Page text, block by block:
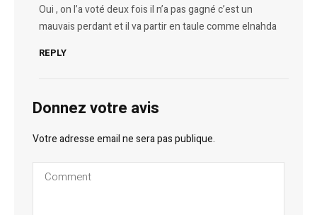
Oui , on l’a voté deux fois il n’a pas gagné c’est un
mauvais perdant et il va partir en taule comme elnahda
REPLY
Donnez votre avis
Votre adresse email ne sera pas publique.